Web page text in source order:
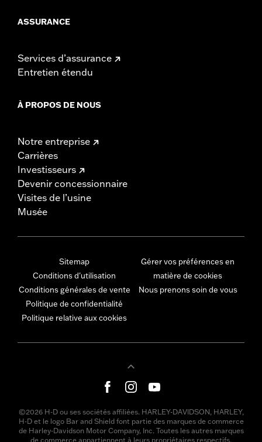
ASSURANCE
Services d’assurance
Entretien étendu
À PROPOS DE NOUS
Notre entreprise
Carrières
Investisseurs
Devenir concessionnaire
Visites de l’usine
Musée
Sitemap
Conditions d'utilisation
Conditions générales de vente
Politique de confidentialité
Politique relative aux cookies
Gérer vos préférences en
matière de cookies
Nous prenons soin de vous
©2026 H-D ou ses sociétés affiliées. HARLEY-DAVIDSON, HARLEY,
H-D et le logo Bar and Shield font partie des marques de commerce
de Harley-Davidson Motor Company, Inc. Toutes les autres marques
de commerce appartiennent à leurs propriétaires respectifs.